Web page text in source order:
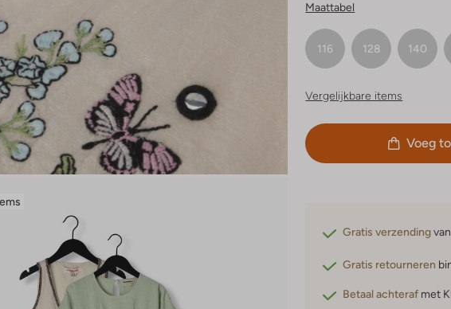
Maattabel
116 128 140
Vergelijkbare items
Voeg
Gratis verzending
Gratis retourneren
Betaal achteraf met